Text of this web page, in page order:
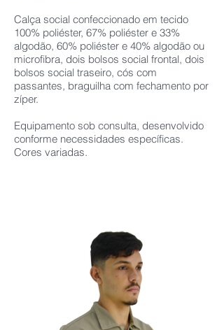
Calça social confeccionado em tecido
100% poliéster, 67% poliéster e 33%
algodão, 60% poliéster e 40% algodão ou
microfibra, dois bolsos social frontal, dois
bolsos social traseiro, cós com
passantes, braguilha com fechamento por
zíper.
Equipamento sob consulta, desenvolvido
conforme necessidades específicas.
Cores variadas.